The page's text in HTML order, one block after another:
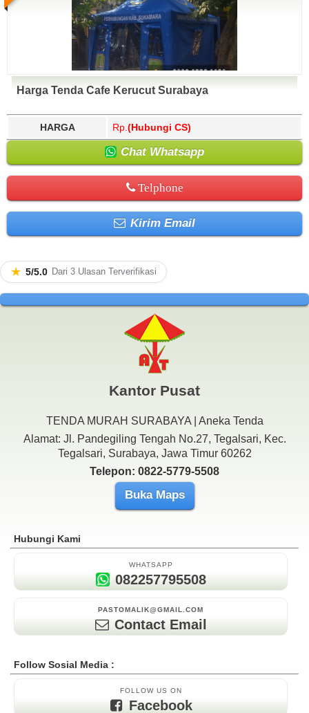
Harga Tenda Cafe Kerucut Surabaya
HARGA Rp. (Hubungi CS)
Chat Whatsapp
Telphone
Kirim Email
★ 5/5.0 Dari 3 Ulasan Terverifikasi
Kantor Pusat
TENDA MURAH SURABAYA | Aneka Tenda
Alamat: Jl. Pandegiling Tengah No.27, Tegalsari, Kec.
Tegalsari, Surabaya, Jawa Timur 60262
Telepon: 0822-5779-5508
Buka Maps
Hubungi Kami
WHATSAPP
082257795508
PASTOMALIK@GMAIL.COM
Contact Email
Follow Sosial Media :
FOLLOW US ON
Facebook